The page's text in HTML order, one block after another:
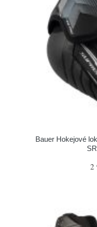
Bauer Hokejové
2